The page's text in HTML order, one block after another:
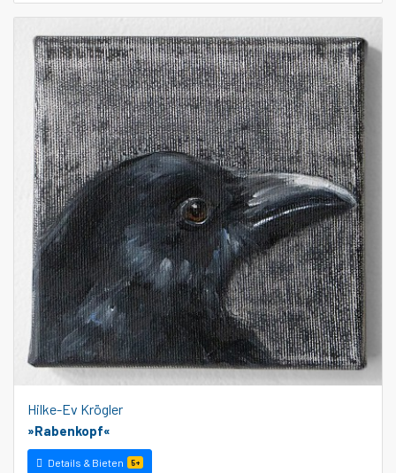
Hilke-Ev Krögler
»Rabenkopf«
Details & Bieten 5+